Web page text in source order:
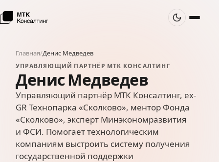
Главная/Денис Медведев
УПРАВЛЯЮЩИЙ ПАРТНЁР МТК КОНСАЛТИНГ
Денис Медведев
Управляющий партнёр МТК Консалтинг, ex-
GR Технопарка «Сколково», ментор Фонда
«Сколково», эксперт Минэкономразвития
и ФСИ. Помогает технологическим
компаниям выстроить систему получения
государственной поддержки